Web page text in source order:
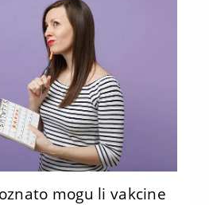
mogu li vakcine